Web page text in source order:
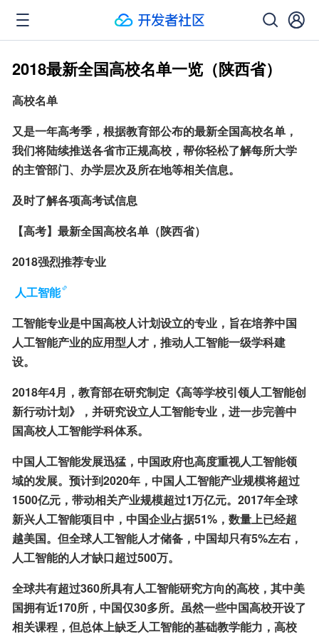
2018最新全国高校名单一览（陕西省）
高校名单
又是一年高考季，根据教育部公布的最新全国高校名单，
我们将陆续推送各省市正规高校，帮你轻松了解每所大学
的主管部门、办学层次及所在地等相关信息。
及时了解各项高考试信息
【高考】最新全国高校名单（陕西省）
2018强烈推荐专业
人工智能
工智能专业是中国高校人计划设立的专业，旨在培养中国
人工智能产业的应用型人才，推动人工智能一级学科建
设。
2018年4月，教育部在研究制定《高等学校引领人工智能创
新行动计划》，并研究设立人工智能专业，进一步完善中
国高校人工智能学科体系。
中国人工智能发展迅猛，中国政府也高度重视人工智能领
域的发展。预计到2020年，中国人工智能产业规模将超过
1500亿元，带动相关产业规模超过1万亿元。2017年全球
新兴人工智能项目中，中国企业占据51%，数量上已经超
越美国。但全球人工智能人才储备，中国却只有5%左右，
人工智能的人才缺口超过500万。
全球共有超过360所具有人工智能研究方向的高校，其中美
国拥有近170所，中国仅30多所。虽然一些中国高校开设了
相关课程，但总体上缺乏人工智能的基础教学能力，高校